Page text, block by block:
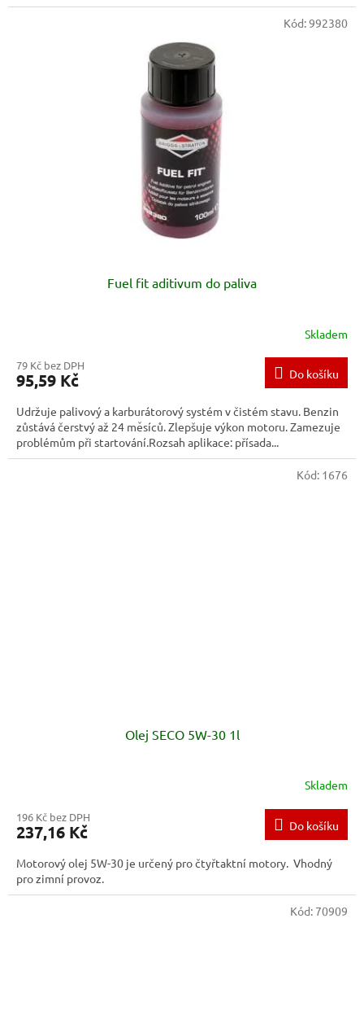
Fuel fit aditivum do paliva
Skladem
79 Kč bez DPH
95,59 Kč Do košíku
Udržuje palivový a karburátorový systém v čistém stavu. Benzin
zůstává čerstvý až 24 měsíců. Zlepšuje výkon motoru. Zamezuje
problémům při startování.Rozsah aplikace: přísada...
Kód:992380
Olej SECO 5W-30 1l
Skladem
196 Kč bez DPH
237,16 Kč Do košíku
Motorový olej 5W-30 je určený pro čtyřtaktní motory. Vhodný
pro zimní provoz.
Kód: 1676
Kód: 70909